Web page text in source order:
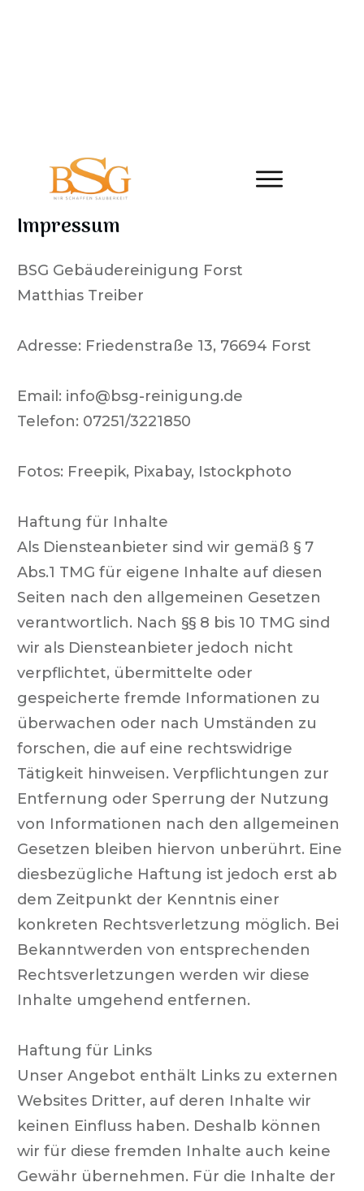
Impressum
BSG Gebäudereinigung Forst
Matthias Treiber
Adresse: Friedenstraße 13, 76694 Forst
Email: info@bsg-reinigung.de
Telefon: 07251/3221850
Fotos: Freepik, Pixabay, Istockphoto
Haftung für Inhalte
Als Diensteanbieter sind wir gemäß § 7
Abs.1 TMG für eigene Inhalte auf diesen
Seiten nach den allgemeinen Gesetzen
verantwortlich. Nach §§ 8 bis 10 TMG sind
wir als Diensteanbieter jedoch nicht
verpflichtet, übermittelte oder
gespeicherte fremde Informationen zu
überwachen oder nach Umständen zu
forschen, die auf eine rechtswidrige
Tätigkeit hinweisen. Verpflichtungen zur
Entfernung oder Sperrung der Nutzung
von Informationen nach den allgemeinen
Gesetzen bleiben hiervon unberührt. Eine
diesbezügliche Haftung ist jedoch erst ab
dem Zeitpunkt der Kenntnis einer
konkreten Rechtsverletzung möglich. Bei
Bekanntwerden von entsprechenden
Rechtsverletzungen werden wir diese
Inhalte umgehend entfernen.
Haftung für Links
Unser Angebot enthält Links zu externen
Websites Dritter, auf deren Inhalte wir
keinen Einfluss haben. Deshalb können
wir für diese fremden Inhalte auch keine
Gewähr übernehmen. Für die Inhalte der